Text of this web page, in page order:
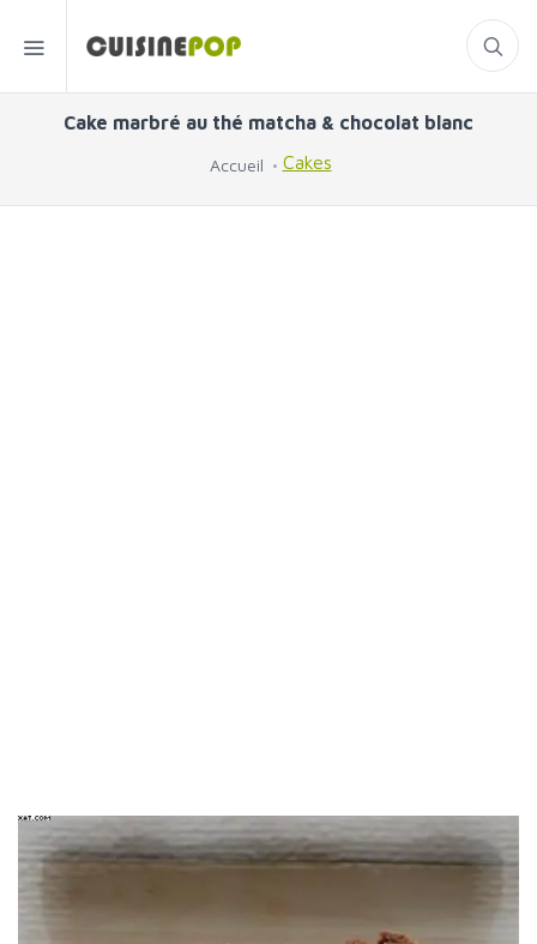
Cake marbré au thé matcha & chocolat blanc
Accueil Cakes